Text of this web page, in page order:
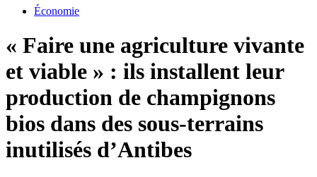
Économie
« Faire une agriculture vivante
et viable » : ils installent leur
production de champignons
bios dans des sous-terrains
inutilisés d’Antibes